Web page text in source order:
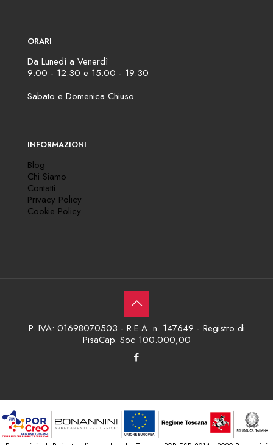
ORARI
Da Lunedì a Venerdì
9:00 - 12:30 e 15:00 - 19:30
Sabato e Domenica Chiuso
INFORMAZIONI
Blog
Chi Siamo
Contatti
Privacy Policy
Cookie Policy
P. IVA: 01698070503 - R.E.A. n. 147649 - Registro di
PisaCap. Soc 100.000,00